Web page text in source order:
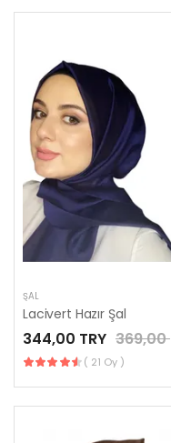
ŞAL
Lacivert Hazır Şal
344,00 TRY 369,00 TRY
( 21 Oy )